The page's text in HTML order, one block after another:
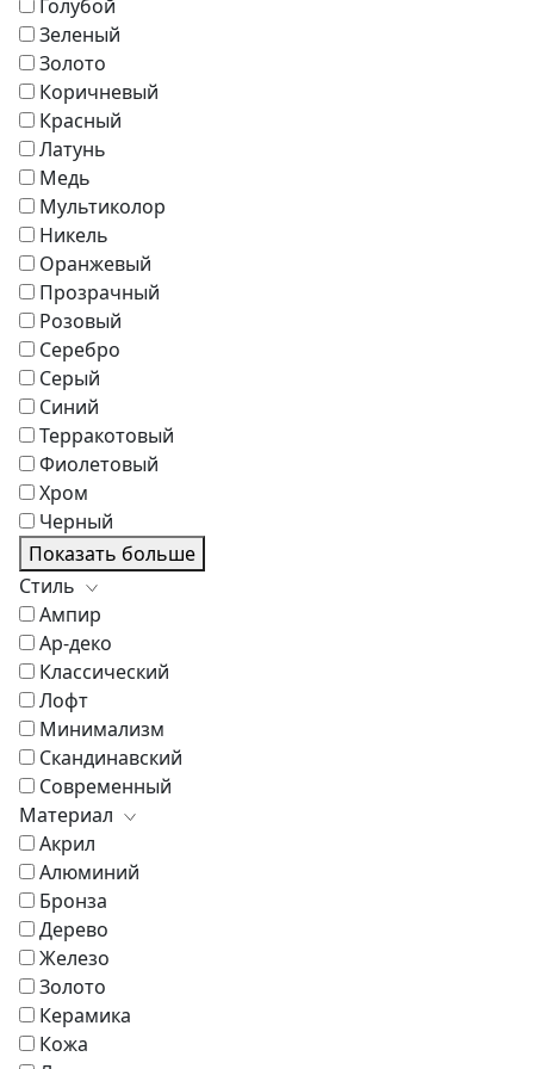
Журнальные столики
Диваны
Аксессуары
Голубой
Зеленый
Золото
Коричневый
Красный
Латунь
Медь
Мультиколор
Никель
Оранжевый
Прозрачный
Розовый
Серебро
Серый
Синий
Терракотовый
Фиолетовый
Хром
Черный
Показать больше
Стиль
Ампир
Ар-деко
Классический
Лофт
Минимализм
Скандинавский
Современный
Материал
Акрил
Алюминий
Бронза
Дерево
Железо
Золото
Керамика
Кожа